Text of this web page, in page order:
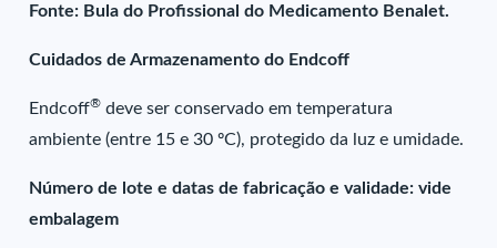
Fonte: Bula do Profissional do Medicamento Benalet.
Cuidados de Armazenamento do Endcoff
Endcoff® deve ser conservado em temperatura
ambiente (entre 15 e 30 ºC), protegido da luz e umidade.
Número de lote e datas de fabricação e validade: vide
embalagem